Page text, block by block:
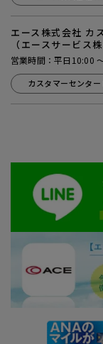
エース株式会社 カ
（エースサービス
営業時間：平日10:00
カスタマーセンター